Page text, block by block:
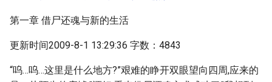
第一章 借尸还魂与新的生活
更新时间2009-8-1 13:29:36 字数：4843
“呜…呜…这里是什么地方?”艰难的睁开双眼望向四周,应来的